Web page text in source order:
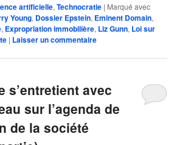
artificielle,Technocratie | Marqué avec
Young, Dossier Epstein, Eminent Domain,
, Expropriation immobilière, Liz Gunn, Loi sur
| Laisser un commentaire
s’entretient avec
sur l’agenda de
de la société